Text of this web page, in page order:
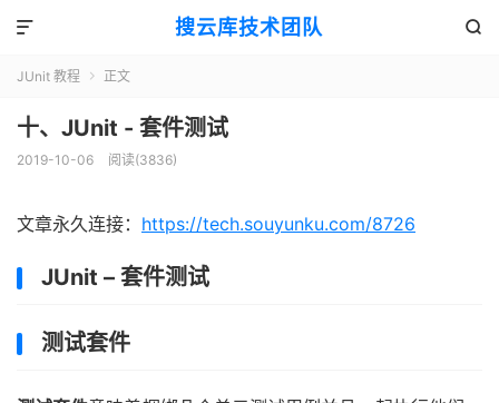
搜云库技术团队 

JUnit 教程  正文
十、JUnit - 套件测试
2019-10-06 阅读(3836)
文章永久连接： https://tech.souyunku.com/8726
JUnit – 套件测试
测试套件